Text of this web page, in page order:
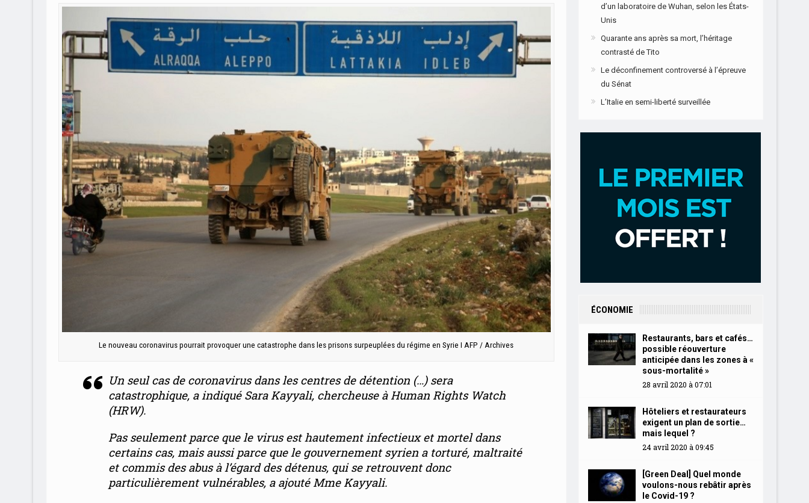
Le nouveau coronavirus pourrait provoquer une catastrophe dans les prisons surpeuplées du régime en Syrie I AFP / Archives
Un seul cas de coronavirus dans les centres de détention (…) sera
catastrophique, a indiqué Sara Kayyali, chercheuse à Human Rights Watch
(HRW).
Pas seulement parce que le virus est hautement infectieux et mortel dans
certains cas, mais aussi parce que le gouvernement syrien a torturé, maltraité
et commis des abus à l’égard des détenus, qui se retrouvent donc
particulièrement vulnérables, a ajouté Mme Kayyali.
d’un laboratoire de Wuhan, selon les États-
Unis
Quarante ans après sa mort, l’héritage
contrasté de Tito
Le déconfinement controversé à l’épreuve
du Sénat
L’Italie en semi-liberté surveillée
ÉCONOMIE
Restaurants, bars et cafés…
possible réouverture
anticipée dans les zones à «
sous-mortalité »
28 avril 2020 à 07:01
Hôteliers et restaurateurs
exigent un plan de sortie…
mais lequel ?
24 avril 2020 à 09:45
[Green Deal] Quel monde
voulons-nous rebâtir après
le Covid-19 ?